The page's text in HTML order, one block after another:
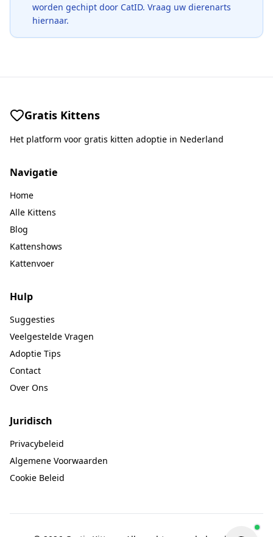
worden gechipt door CatID. Vraag uw dierenarts
hiernaar.
Gratis Kittens
Het platform voor gratis kitten adoptie in Nederland
Navigatie
Home
Alle Kittens
Blog
Kattenshows
Kattenvoer
Hulp
Suggesties
Veelgestelde Vragen
Adoptie Tips
Contact
Over Ons
Juridisch
Privacybeleid
Algemene Voorwaarden
Cookie Beleid